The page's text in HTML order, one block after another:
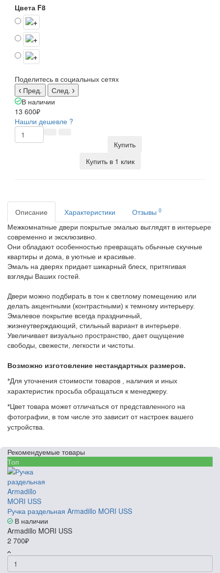
Цвета F8
Поделитесь в социальных сетях
Пред.
След.
В наличии
13 600₽
Нашли дешевле ?
Купить
Купить в 1 клик
Описание Характеристики Отзывы 0
Межкомнатные двери покрытые эмалью выглядят в интерьере
современно и эксклюзивно.
Они обладают особенностью превращать обычные скучные
квартиры и дома, в уютные и красивые.
Эмаль на дверях придает шикарный блеск, притягивая
взгляды Ваших гостей.
Двери можно подбирать в тон к светлому помещению или
делать акцентными (контрастными) к темному интерьеру.
Эмалевое покрытие всегда праздничный,
жизнеутверждающий, стильный вариант в интерьере.
Увеличивает визуально пространство, дает ощущение
свободы, свежести, легкости и чистоты.
Возможно изготовление нестандартных размеров.
*Для уточнения стоимости товаров , наличия и иных
характеристик просьба обращаться к менеджеру.
*Цвет товара может отличаться от представленного на
фотографии, в том числе это зависит от настроек вашего
устройства.
Рекомендуемые товары
Топ
Ручка раздельная Armadillo MORI USS
В наличии
Armadillo MORI USS
2 700₽